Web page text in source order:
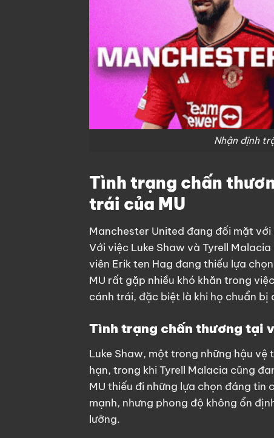
Nhận định
Tình trạng chấn
trái của MU
Manchester United đang đối mặt
Với việc Luke Shaw và Tyrell
viên Erik ten Hag đang thiếu lựa
MU rất gặp nhiều khó khăn trong
cánh trái, đặc biệt là khi họ chuẩn
Tình trạng chấn thương tại
Luke Shaw, một trong những hậu
hạn, trong khi Tyrell Malacia cũng
MU thiếu đi những lựa chọn đáng
mạnh, nhưng phong độ không ổn
lưỡng.